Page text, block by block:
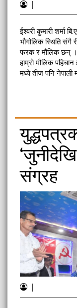
|
ईश्वरी कुमारी शर्मा
भौगोलिक स्थिति संगै
फरक र मौलिक छन् ।
हाम्रो मौलिक
मध्ये तीज पनि नेपाली
संग्रह